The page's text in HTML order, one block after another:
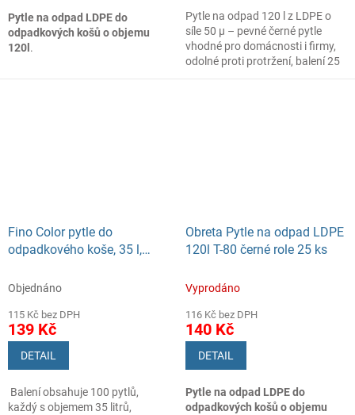
Pytle na odpad LDPE do
odpadkových košů o objemu
120l .
Pytle na odpad 120 l z LDPE o
síle 50 µ – pevné černé pytle
vhodné pro domácnosti i firmy,
odolné proti protržení, balení 25
Fino Color pytle do
odpadkového koše, 35 l,
Objednáno
115 Kč bez DPH
139 Kč
DETAIL
Balení obsahuje 100 pytlů,
každý s objemem 35 litrů,
Obreta Pytle na odpad LDPE
120l T-80 černé role 25 ks
Vyprodáno
116 Kč bez DPH
140 Kč
DETAIL
Pytle na odpad LDPE do
odpadkových košů o objemu